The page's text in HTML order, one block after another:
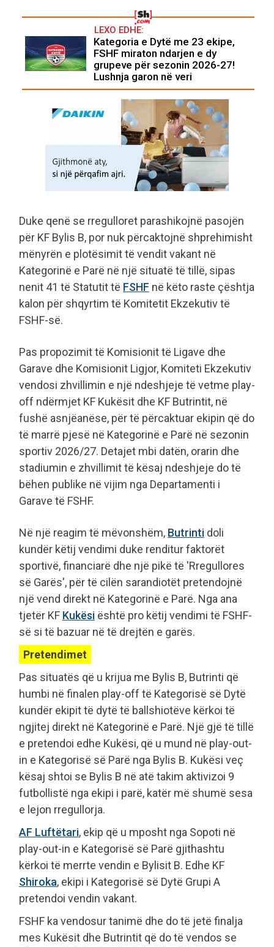
LEXO EDHE:
Kategoria e Dytë me 23 ekipe,
FSHF miraton ndarjen e dy
grupeve për sezonin 2026-27!
Lushnja garon në veri
Duke qenë se rregulloret parashikojnë pasojën
për KF Bylis B, por nuk përcaktojnë shprehimisht
mënyrën e plotësimit të vendit vakant në
Kategorinë e Parë në një situatë të tillë, sipas
nenit 41 të Statutit të FSHF në këto raste çështja
kalon për shqyrtim të Komitetit Ekzekutiv të
FSHF-së.
Pas propozimit të Komisionit të Ligave dhe
Garave dhe Komisionit Ligjor, Komiteti Ekzekutiv
vendosi zhvillimin e një ndeshjeje të vetme play-
off ndërmjet KF Kukësit dhe KF Butrintit, në
fushë asnjëanëse, për të përcaktuar ekipin që do
të marrë pjesë në Kategorinë e Parë në sezonin
sportiv 2026/27. Detajet mbi datën, orarin dhe
stadiumin e zhvillimit të kësaj ndeshjeje do të
bëhen publike në vijim nga Departamenti i
Garave të FSHF.
Në një reagim të mëvonshëm, Butrinti doli
kundër këtij vendimi duke renditur faktorët
sportivë, financiarë dhe një pikë të 'Rregullores
së Garës', për të cilën sarandiotët pretendojnë
një vend direkt në Kategorinë e Parë. Nga ana
tjetër KF Kukësi është pro këtij vendimi të FSHF-
së si të bazuar në të drejtën e garës.
Pretendimet
Pas situatës që u krijua me Bylis B, Butrinti që
humbi në finalen play-off të Kategorisë së Dytë
kundër ekipit të dytë të ballshiotëve kërkoi të
ngjitej direkt në Kategorinë e Parë. Një gjë të tillë
e pretendoi edhe Kukësi, që u mund në play-out-
in e Kategorisë së Parë nga Bylis B. Kukësi veç
kësaj shtoi se Bylis B në atë takim aktivizoi 9
futbollistë nga ekipi i parë, katër më shumë sesa
e lejon rregullorja.
AF Luftëtari, ekip që u mposht nga Sopoti në
play-out-in e Kategorisë së Parë gjithashtu
kërkoi të merrte vendin e Bylisit B. Edhe KF
Shiroka, ekipi i Kategorisë së Dytë Grupi A
pretendoi vendin vakant.
FSHF ka vendosur tanimë dhe do të jetë finalja
mes Kukësit dhe Butrintit që do të vendos se